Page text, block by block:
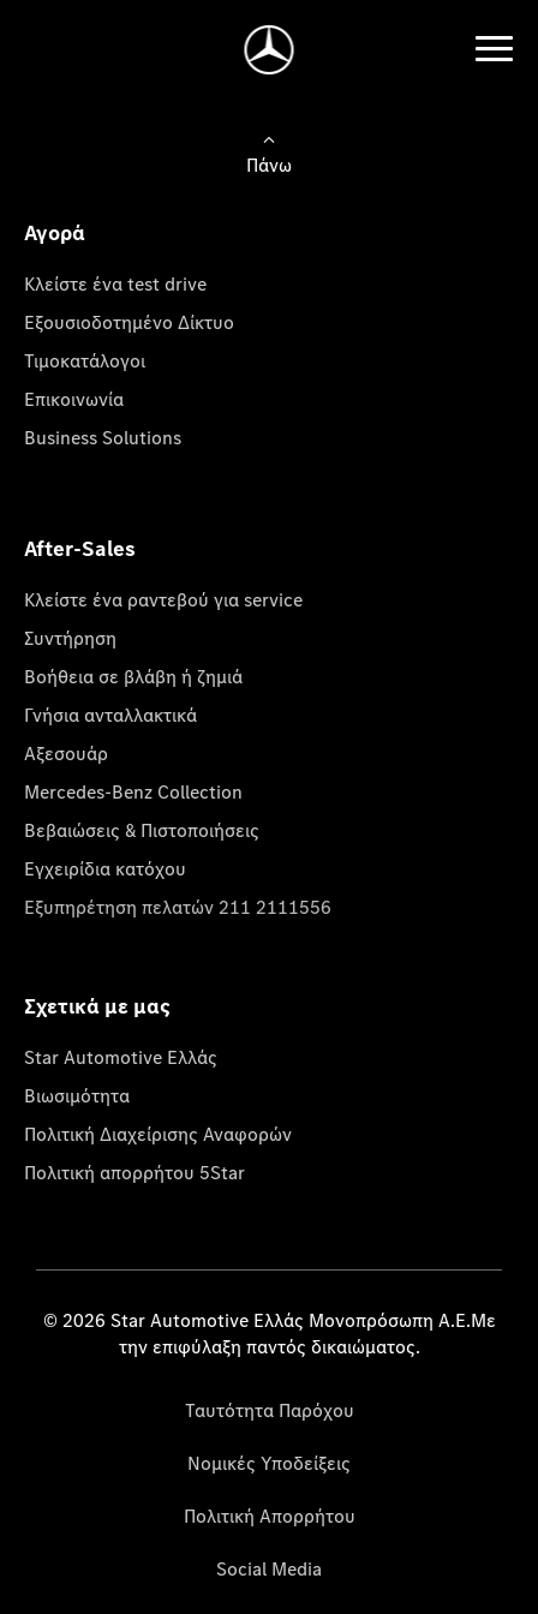
Πάνω
Αγορά
Κλείστε ένα test drive
Εξουσιοδοτημένο Δίκτυο
Τιμοκατάλογοι
Επικοινωνία
Business Solutions
After-Sales
Κλείστε ένα ραντεβού για service
Συντήρηση
Βοήθεια σε βλάβη ή ζημιά
Γνήσια ανταλλακτικά
Αξεσουάρ
Mercedes-Benz Collection
Βεβαιώσεις & Πιστοποιήσεις
Εγχειρίδια κατόχου
Εξυπηρέτηση πελατών 211 2111556
Σχετικά με μας
Star Automotive Ελλάς
Βιωσιμότητα
Πολιτική Διαχείρισης Αναφορών
Πολιτική απορρήτου 5Star
© 2026 Star Automotive Ελλάς Μονοπρόσωπη Α.Ε.Με
την επιφύλαξη παντός δικαιώματος.
Ταυτότητα Παρόχου
Νομικές Υποδείξεις
Πολιτική Απορρήτου
Social Media